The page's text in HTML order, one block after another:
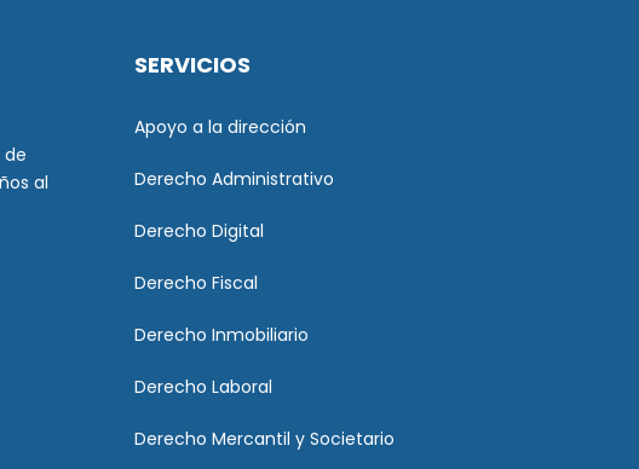
de
al
SERVICIOS
Apoyo a la dirección
Derecho Administrativo
Derecho Digital
Derecho Fiscal
Derecho Inmobiliario
Derecho Laboral
Derecho Mercantil y Societario